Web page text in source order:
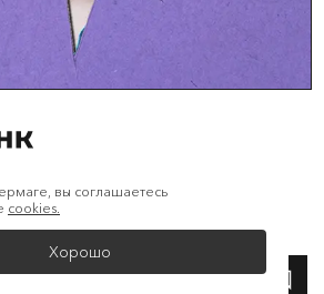
Возврат
Оферта
вы соглашаетесь
cookies.
Хорошо